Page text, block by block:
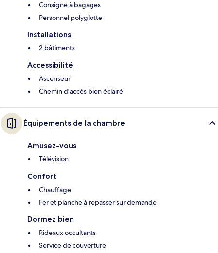
Consigne à bagages
Personnel polyglotte
Installations
2 bâtiments
Accessibilité
Ascenseur
Chemin d'accès bien éclairé
Équipements de la chambre
Amusez-vous
Télévision
Confort
Chauffage
Fer et planche à repasser sur demande
Dormez bien
Rideaux occultants
Service de couverture